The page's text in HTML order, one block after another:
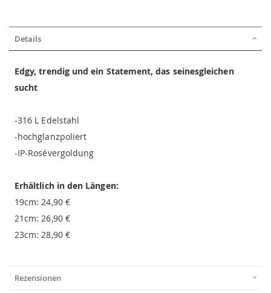
Details
Edgy, trendig und ein Statement, das seinesgleichen
sucht
-316 L Edelstahl
-hochglanzpoliert
-IP-Rosévergoldung
Erhältlich in den Längen:
19cm: 24,90 €
21cm: 26,90 €
23cm: 28,90 €
Rezensionen